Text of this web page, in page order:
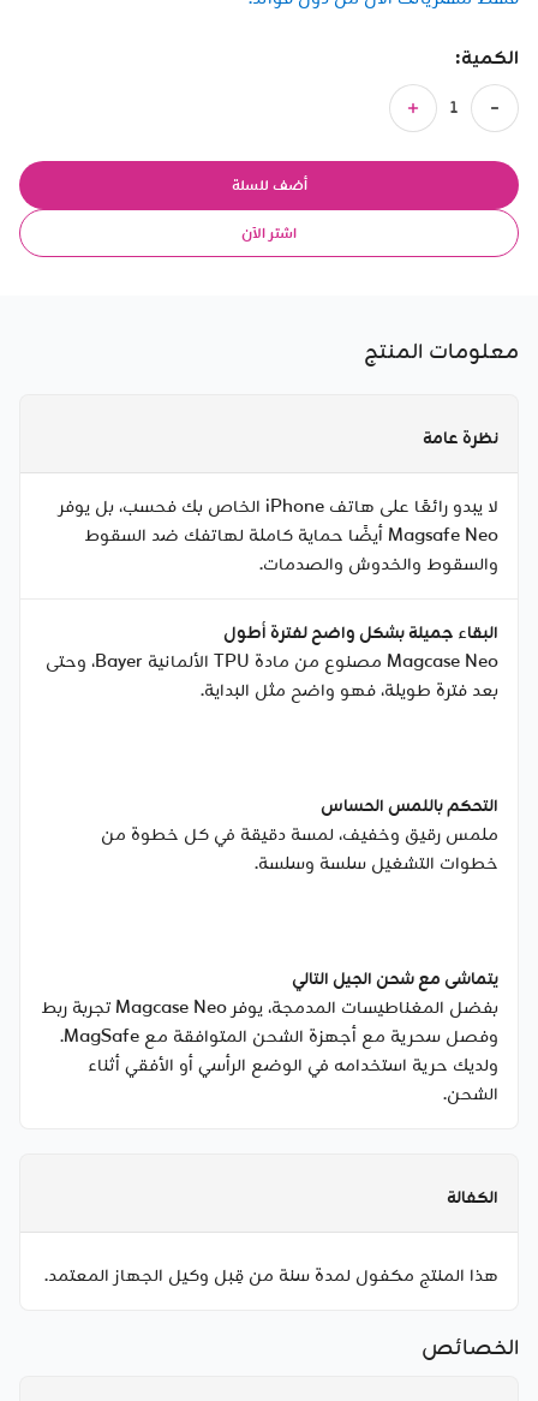
الكمية:
أضف للسلة
اشتر الآن
معلومات المنتج
نظرة عامة
لا يبدو رائعًا على هاتف iPhone الخاص بك فحسب، بل يوفر
Magsafe Neo أيضًا حماية كاملة لهاتفك ضد السقوط
والسقوط والخدوش والصدمات.
البقاء جميلة بشكل واضح لفترة أطول
Magcase Neo مصنوع من مادة TPU الألمانية Bayer، وحتى
بعد فترة طويلة، فهو واضح مثل البداية.
التحكم باللمس الحساس
ملمس رقيق وخفيف، لمسة دقيقة في كل خطوة من
خطوات التشغيل سلسة وسلسة.
يتماشى مع شحن الجيل التالي
بفضل المغناطيسات المدمجة، يوفر Magcase Neo تجربة ربط
وفصل سحرية مع أجهزة الشحن المتوافقة مع MagSafe.
ولديك حرية استخدامه في الوضع الرأسي أو الأفقي أثناء
الشحن.
الكفالة
هذا المنتج مكفول لمدة سنة من قِبل وكيل الجهاز المعتمد.
الخصائص